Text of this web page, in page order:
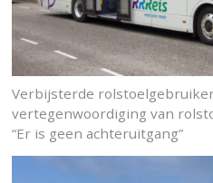
Verbijsterde
vertegenwoordiging van
“Er is geen achteruitgang”